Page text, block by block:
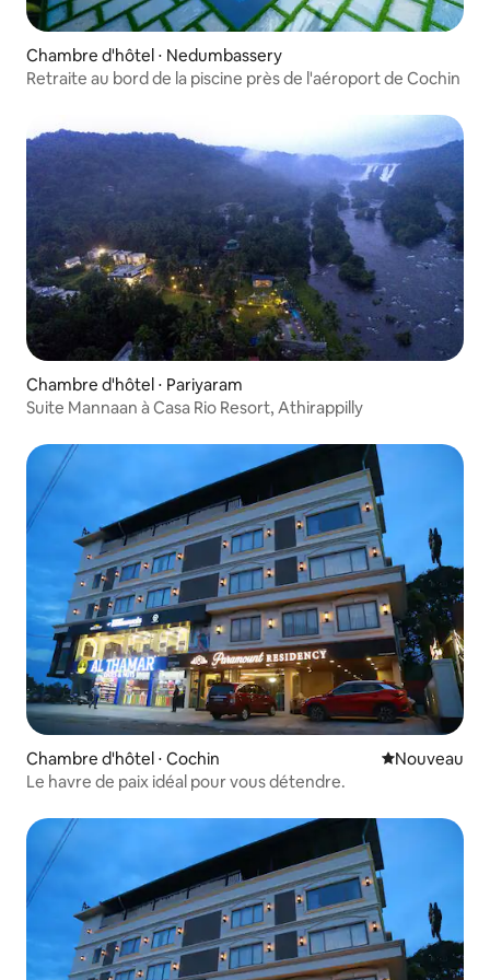
Chambre d'hôtel ⋅ Nedumbassery
Retraite au bord de la piscine près de l'aéroport de Cochin
Chambre d'hôtel ⋅ Pariyaram
Suite Mannaan à Casa Rio Resort, Athirappilly
Chambre d'hôtel ⋅ Cochin Nouvel
Nouveau
Le havre de paix idéal pour vous détendre.